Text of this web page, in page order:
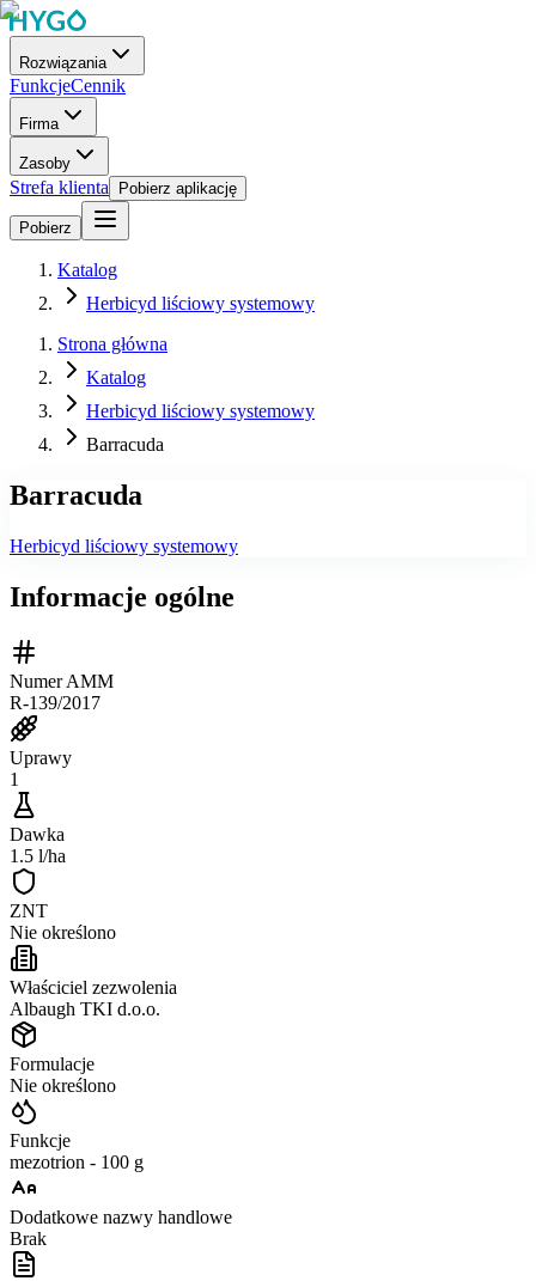
Rozwiązania
FunkcjeCennik
Firma
Zasoby
Strefa klienta Pobierz aplikację
Pobierz
Katalog
Herbicyd liściowy systemowy
Strona główna
Katalog
Herbicyd liściowy systemowy
Barracuda
Barracuda
Herbicyd liściowy systemowy
Informacje ogólne
Numer AMM
R-139/2017
Uprawy
1
Dawka
1.5 l/ha
ZNT
Nie określono
Właściciel zezwolenia
Albaugh TKI d.o.o.
Formulacje
Nie określono
Funkcje
mezotrion - 100 g
Dodatkowe nazwy handlowe
Brak